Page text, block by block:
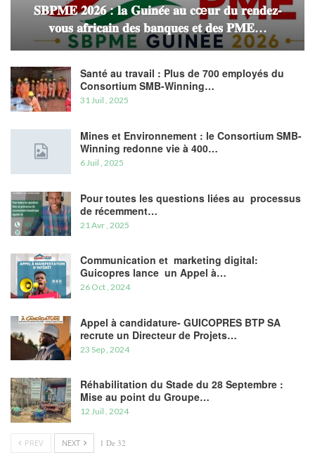
𝐒𝐁𝐏𝐌𝐄 𝟐𝟎𝟐𝟔 : 𝐥𝐚 𝐆𝐮𝐢𝐧𝐞́𝐞 𝐚𝐮 𝐜œ𝐮𝐫 𝐝𝐮 𝐫𝐞𝐧𝐝𝐞𝐳-
𝐯𝐨𝐮𝐬 𝐚𝐟𝐫𝐢𝐜𝐚𝐢𝐧 𝐝𝐞𝐬 𝐛𝐚𝐧𝐪𝐮𝐞𝐬 𝐞𝐭 𝐝𝐞𝐬 𝐏𝐌𝐄…
Santé au travail : Plus de 700 employés du
Consortium SMB-Winning…
31 Juil , 2025
Mines et Environnement : le Consortium SMB-
Winning redonne vie à 400…
6 Juil , 2025
Pour toutes les questions liées au processus
de récemment…
21 Avr , 2025
Communication et marketing digital:
Guicopres lance un Appel à…
26 Oct , 2024
Appel à candidature- GUICOPRES BTP SA
recrute un Directeur de Projets…
23 Sep , 2024
Réhabilitation du Stade du 28 Septembre :
Mise au point du Groupe…
12 Juil , 2024
PREV NEXT 1 De 32